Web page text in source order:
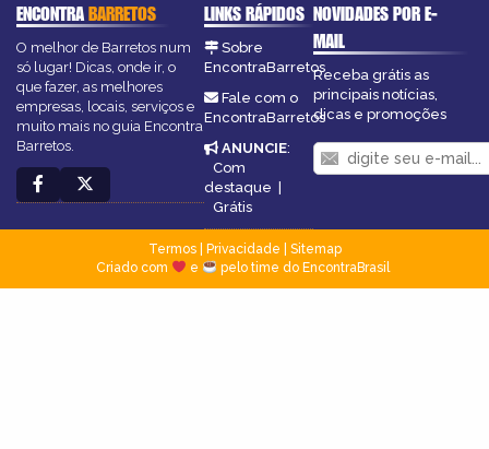
ENCONTRABARRETOS
O melhor de Barretos num
só lugar! Dicas, onde ir, o
que fazer, as melhores
empresas, locais, serviços e
muito mais no guia Encontra
Barretos.
LINKS RÁPIDOS
Sobre
EncontraBarretos
Fale com o
EncontraBarretos
ANUNCIE:
Com
destaque |
Grátis
NOVIDADES POR E-
MAIL
Receba grátis as
principais notícias,
dicas e promoções
Termos| Privacidade
Sitemap
Criado com
e pelo time do EncontraBrasil